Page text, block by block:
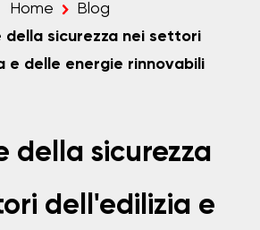
Home
Blog
della sicurezza nei settori
e delle energie rinnovabili
della sicurezza
dell'edilizia e